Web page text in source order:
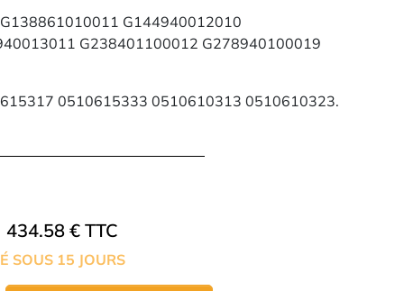
G138861010011 G144940012010
G238401100012 G278940100019
0510615333 0510610313 0510610323.
434.58 € TTC
SOUS 15 JOURS